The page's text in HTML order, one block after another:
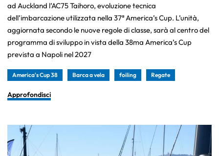
ad Auckland l’AC75 Taihoro, evoluzione tecnica
dell’imbarcazione utilizzata nella 37ª America’s Cup. L’unità,
aggiornata secondo le nuove regole di classe, sarà al centro del
programma di sviluppo in vista della 38ma America’s Cup
prevista a Napoli nel 2027
America's Cup 38 Barca a vela foiling Regate
Approfondisci